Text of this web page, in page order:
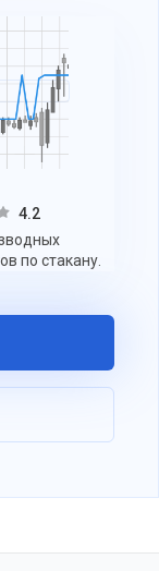
4.2
по стакану.